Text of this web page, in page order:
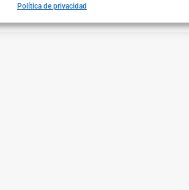
Política de privacidad